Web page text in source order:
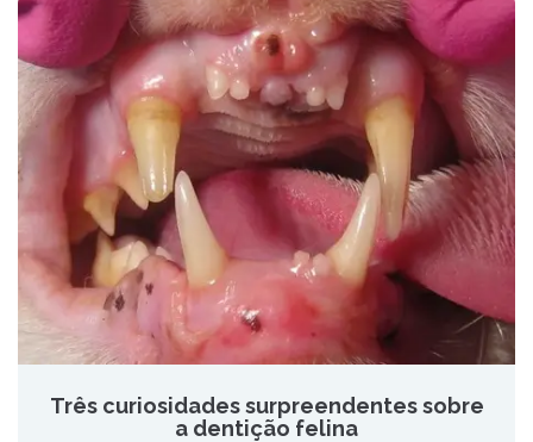
Três curiosidades surpreendentes sobre
a dentição felina